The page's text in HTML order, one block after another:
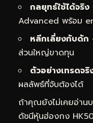
กลยุทธ์ใช้ได้จริง
Advanced พร้อม
หลีกเลี่ยงกับดัก
ส่วนใหญ่ขาดทุน
ตัวอย่างเทรดจริ
ผลลัพธ์ที่จับต้องได้
ถ้าคุณยังไม่เคยอ่าน
ดัชนีหุ้นฮ่องกง